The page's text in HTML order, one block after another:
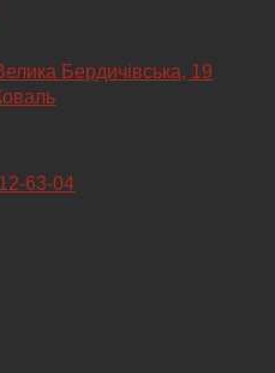
Бердичівська, 19
63-04